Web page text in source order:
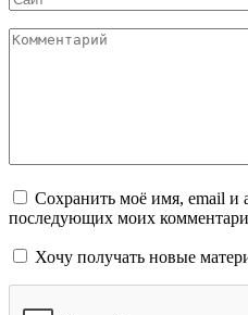
Комментарий
Сохранить моё имя, email и
последующих моих
Хочу получать новые